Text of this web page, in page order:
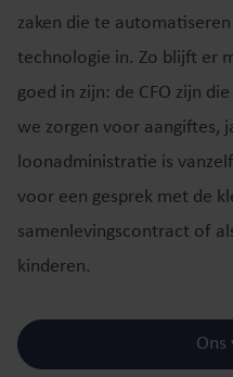
zaken die te
technologie in. Zo blijft er
goed in zijn: de CFO zijn
we zorgen voor aangiftes,
loonadministratie is
voor een gesprek met de
samenlevingscontract of
kinderen.
Ons